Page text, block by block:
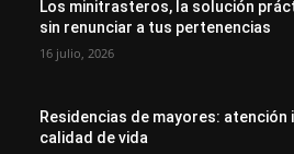
Los minitrasteros, la solución
sin renunciar a tus pertenencias
16 julio, 2026
Residencias de mayores:
calidad de vida